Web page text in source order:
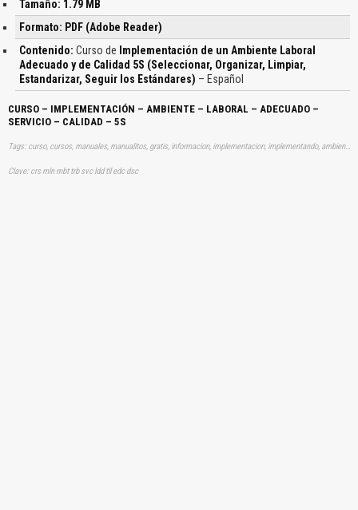
Tamaño: 1.79 MB
Formato: PDF (Adobe Reader)
Contenido: Curso de Implementación de un Ambiente Laboral
Adecuado y de Calidad 5S (Seleccionar, Organizar, Limpiar,
Estandarizar, Seguir los Estándares) – Español
CURSO – IMPLEMENTACIÓN – AMBIENTE – LABORAL – ADECUADO –
SERVICIO – CALIDAD – 5S
Tags: curso, cursos, manuales, manualitos, gratis, informacion, implementacion, implementando, ambientes, laborals, adecuados, trabajos, talleres, aprender, descargas
Clave: crs mln mbt trb svc ldd tll edc dsc